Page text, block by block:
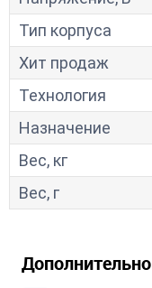
Тип корпуса
Хит продаж
Технология
Назначение
Вес, кг
Вес, г
Дополнительно